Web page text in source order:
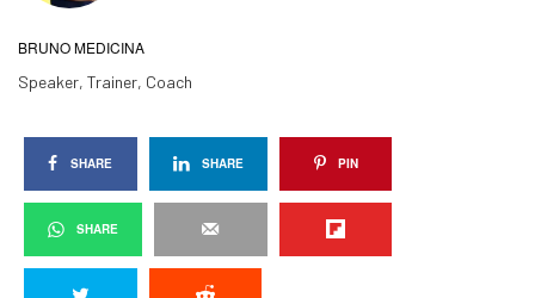
BRUNO MEDICINA
Speaker, Trainer, Coach
SHARE SHARE PIN
SHARE